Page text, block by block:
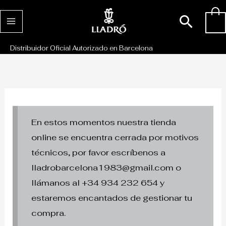
al
Distribuidor Oficial Autorizado en Barcelona
En estos momentos nuestra tienda
online se encuentra cerrada por motivos
técnicos, por favor escríbenos a
lladrobarcelona1983@gmail.com o
llámanos al +34 934 232 654 y
estaremos encantados de gestionar tu
compra.